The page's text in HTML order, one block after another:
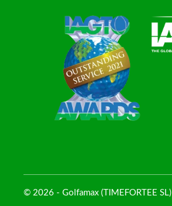
© 2026 - Golfamax (TIMEFORTEE SL)